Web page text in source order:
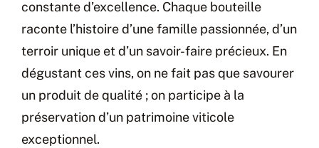
constante d’excellence. Chaque bouteille
raconte l’histoire d’une famille passionnée, d’un
terroir unique et d’un savoir-faire précieux. En
dégustant ces vins, on ne fait pas que savourer
un produit de qualité ; on participe à la
préservation d’un patrimoine viticole
exceptionnel.